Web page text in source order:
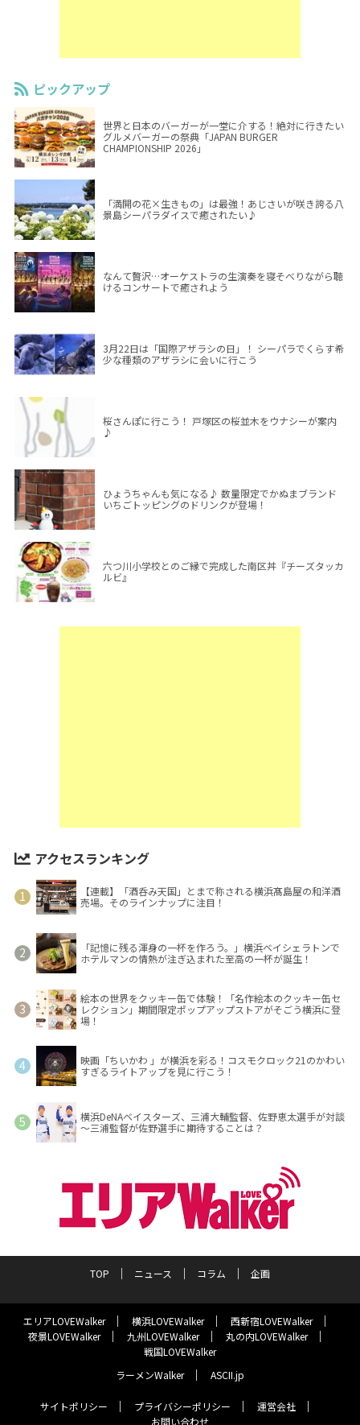
ピックアップ
世界と日本のバーガーが一堂に介する！絶対に行きたい
グルメバーガーの祭典「JAPAN BURGER
CHAMPIONSHIP 2026」
「満開の花×生きもの」は最強！あじさいが咲き誇る八
景島シーパラダイスで癒されたい♪
なんて贅沢…オーケストラの生演奏を寝そべりながら聴
けるコンサートで癒されよう
3月22日は「国際アザラシの日」！ シーパラでくらす希
少な種類のアザラシに会いに行こう
桜さんぽに行こう！ 戸塚区の桜並木をウナシーが案内
♪
ひょうちゃんも気になる♪ 数量限定でかぬまブランド
いちごトッピングのドリンクが登場！
六つ川小学校とのご縁で完成した南区丼『チーズタッカ
ルビ』
アクセスランキング
【連載】「酒呑み天国」とまで称される横浜髙島屋の和洋酒
売場。そのラインナップに注目！
「記憶に残る渾身の一杯を作ろう。」横浜ベイシェラトンで
ホテルマンの情熱が注ぎ込まれた至高の一杯が誕生！
絵本の世界をクッキー缶で体験！「名作絵本のクッキー缶セ
レクション」期間限定ポップアップストアがそごう横浜に登
場！
映画「ちいかわ 」が横浜を彩る！コスモクロック21のかわい
すぎるライトアップを見に行こう！
横浜DeNAベイスターズ、三浦大輔監督、佐野恵太選手が対談
～三浦監督が佐野選手に期待することは？
TOP ニュース コラム 企画
エリアLOVEWalker 横浜LOVEWalker
西新宿LOVEWalker
夜景LOVEWalker
九州LOVEWalker
丸の内LOVEWalker
戦国LOVEWalker
ラーメンWalker
ASCII.jp
サイトポリシー プライバシーポリシー
運営会社
お問い合わせ